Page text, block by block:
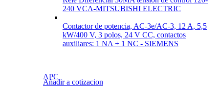
240 VCA-MITSUBISHI ELECTRIC
Contactor de potencia, AC-3e/AC-3, 12 A, 5,5
kW/400 V, 3 polos, 24 V CC, contactos
auxiliares: 1 NA + 1 NC - SIEMENS
APC
Añadir a cotizacion